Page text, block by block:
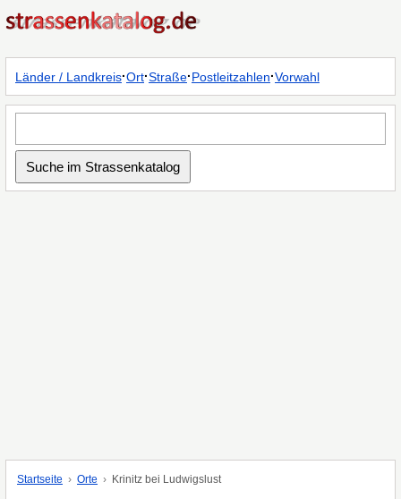
Länder / Landkreis·Ort·Straße·Postleitzahlen·Vorwahl
Startseite Orte Krinitz bei Ludwigslust